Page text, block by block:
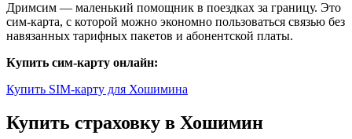
Дримсим — маленький помощник в поездках за границу. Это
сим-карта, с которой можно экономно пользоваться связью без
навязанных тарифных пакетов и абонентской платы.
Купить сим-карту онлайн:
Купить SIM-карту для Хошимина
Купить страховку в Хошимин